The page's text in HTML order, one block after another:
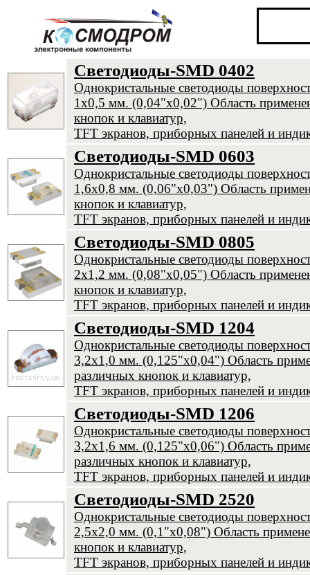
Светодиоды-SMD 0402
Однокристальные светодиоды
1х0,5 мм. (0,04"х0,02") Область
кнопок и клавиатур,
TFT экранов, приборных панелей и
Светодиоды-SMD 0603
Однокристальные светодиоды
1,6х0,8 мм. (0,06"х0,03") Область
кнопок и клавиатур,
TFT экранов, приборных панелей и
Светодиоды-SMD 0805
Однокристальные светодиоды
2х1,2 мм. (0,08"х0,05") Область
кнопок и клавиатур,
TFT экранов, приборных панелей и
Светодиоды-SMD 1204
Однокристальные светодиоды
3,2х1,0 мм. (0,125"х0,04") Область
различных кнопок и клавиатур,
TFT экранов, приборных панелей и
Светодиоды-SMD 1206
Однокристальные светодиоды
3,2х1,6 мм. (0,125"х0,06") Область
различных кнопок и клавиатур,
TFT экранов, приборных панелей и
Светодиоды-SMD 2520
Однокристальные светодиоды
2,5х2,0 мм. (0,1"х0,08") Область
кнопок и клавиатур,
TFT экранов, приборных панелей и